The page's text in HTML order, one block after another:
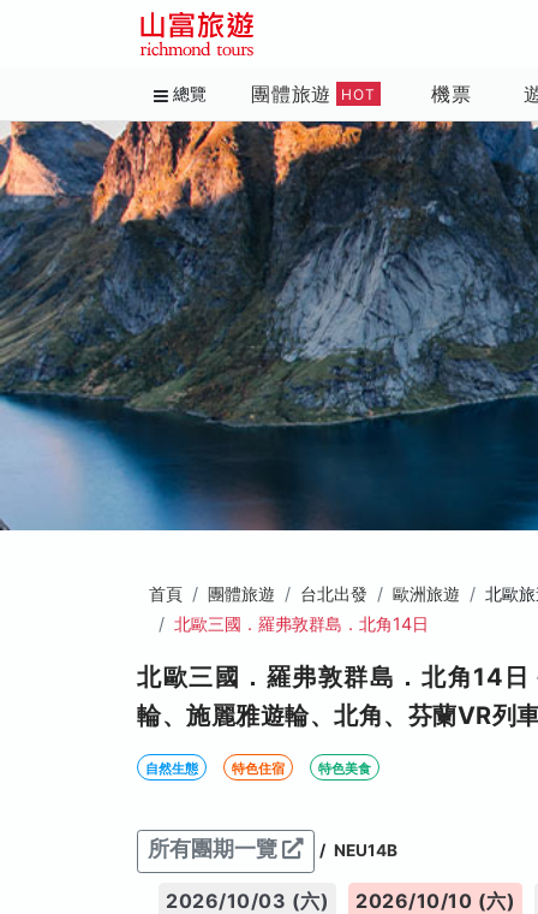
總覽 團體旅遊 HOT 機票
首頁 團體旅遊 台北出發 歐洲旅遊
北歐
北歐三國．羅弗敦群島．北角14日
北歐三國．羅弗敦群島．北角14
輪、施麗雅遊輪、北角、芬蘭VR列
自然生態 特色住宿 特色美食
所有團期一覽 / NEU14B
2026/10/03 (六) 2026/10/10 (六)